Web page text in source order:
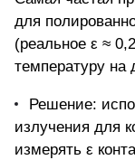
для
(реальное ε ≈
температуру на
Решение:
излучения для
измерять ε